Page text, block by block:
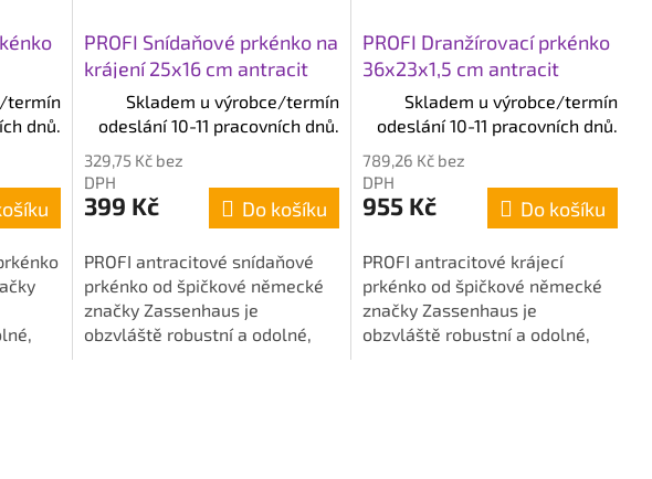
termín
dnů.
PROFI Snídaňové prkénko na
krájení 25x16 cm antracit
Skladem u výrobce/termín
odeslání 10-11 pracovních dnů.
329,75 Kč bez
DPH
399 Kč Do košíku
PROFI antracitové snídaňové
prkénko od špičkové německé
značky Zassenhaus je
obzvláště robustní a odolné,
PROFI Dranžírovací prkénko
36x23x1,5 cm antracit
Skladem u výrobce/termín
odeslání 10-11 pracovních dnů.
789,26 Kč bez
DPH
955 Kč Do košíku
PROFI antracitové krájecí
prkénko od špičkové německé
značky Zassenhaus je
obzvláště robustní a odolné,